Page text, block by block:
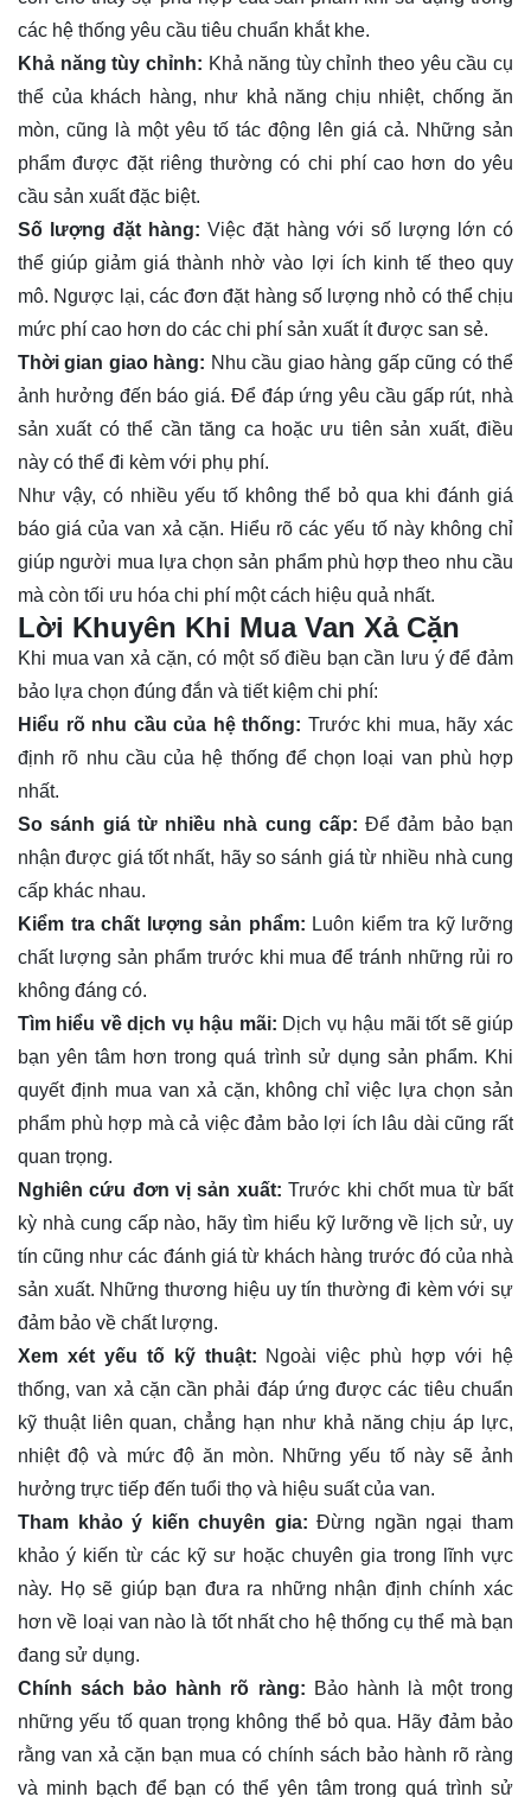
các hệ thống yêu cầu tiêu chuẩn khắt khe.
Khả năng tùy chỉnh: Khả năng tùy chỉnh theo yêu cầu cụ
thể của khách hàng, như khả năng chịu nhiệt, chống ăn
mòn, cũng là một yêu tố tác động lên giá cả. Những sản
phẩm được đặt riêng thường có chi phí cao hơn do yêu
cầu sản xuất đặc biệt.
Số lượng đặt hàng: Việc đặt hàng với số lượng lớn có
thể giúp giảm giá thành nhờ vào lợi ích kinh tế theo quy
mô. Ngược lại, các đơn đặt hàng số lượng nhỏ có thể chịu
mức phí cao hơn do các chi phí sản xuất ít được san sẻ.
Thời gian giao hàng: Nhu cầu giao hàng gấp cũng có thể
ảnh hưởng đến báo giá. Để đáp ứng yêu cầu gấp rút, nhà
sản xuất có thể cần tăng ca hoặc ưu tiên sản xuất, điều
này có thể đi kèm với phụ phí.
Như vậy, có nhiều yếu tố không thể bỏ qua khi đánh giá
báo giá của van xả cặn. Hiểu rõ các yếu tố này không chỉ
giúp người mua lựa chọn sản phẩm phù hợp theo nhu cầu
mà còn tối ưu hóa chi phí một cách hiệu quả nhất.
Lời Khuyên Khi Mua Van Xả Cặn
Khi mua van xả cặn, có một số điều bạn cần lưu ý để đảm
bảo lựa chọn đúng đắn và tiết kiệm chi phí:
Hiểu rõ nhu cầu của hệ thống: Trước khi mua, hãy xác
định rõ nhu cầu của hệ thống để chọn loại van phù hợp
nhất.
So sánh giá từ nhiều nhà cung cấp: Để đảm bảo bạn
nhận được giá tốt nhất, hãy so sánh giá từ nhiều nhà cung
cấp khác nhau.
Kiểm tra chất lượng sản phẩm: Luôn kiểm tra kỹ lưỡng
chất lượng sản phẩm trước khi mua để tránh những rủi ro
không đáng có.
Tìm hiểu về dịch vụ hậu mãi: Dịch vụ hậu mãi tốt sẽ giúp
bạn yên tâm hơn trong quá trình sử dụng sản phẩm. Khi
quyết định mua van xả cặn, không chỉ việc lựa chọn sản
phẩm phù hợp mà cả việc đảm bảo lợi ích lâu dài cũng rất
quan trọng.
Nghiên cứu đơn vị sản xuất: Trước khi chốt mua từ bất
kỳ nhà cung cấp nào, hãy tìm hiểu kỹ lưỡng về lịch sử, uy
tín cũng như các đánh giá từ khách hàng trước đó của nhà
sản xuất. Những thương hiệu uy tín thường đi kèm với sự
đảm bảo về chất lượng.
Xem xét yếu tố kỹ thuật: Ngoài việc phù hợp với hệ
thống, van xả cặn cần phải đáp ứng được các tiêu chuẩn
kỹ thuật liên quan, chẳng hạn như khả năng chịu áp lực,
nhiệt độ và mức độ ăn mòn. Những yếu tố này sẽ ảnh
hưởng trực tiếp đến tuổi thọ và hiệu suất của van.
Tham khảo ý kiến chuyên gia:Đừng ngần ngại tham
khảo ý kiến từ các kỹ sư hoặc chuyên gia trong lĩnh vực
này. Họ sẽ giúp bạn đưa ra những nhận định chính xác
hơn về loại van nào là tốt nhất cho hệ thống cụ thể mà bạn
đang sử dụng.
Chính sách bảo hành rõ ràng: Bảo hành là một trong
những yếu tố quan trọng không thể bỏ qua. Hãy đảm bảo
rằng van xả cặn bạn mua có chính sách bảo hành rõ ràng
và minh bạch để bạn có thể yên tâm trong quá trình sử